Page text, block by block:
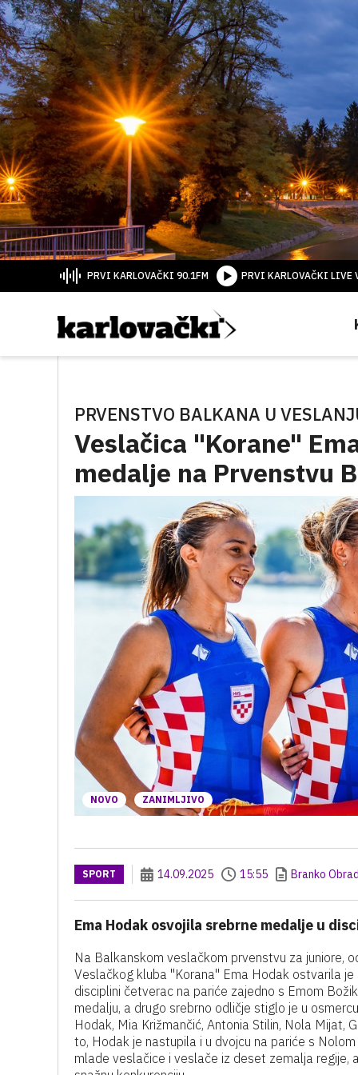
PRVI KARLOVAČKI 90.1FM PRVI KARLOVAČKI LIVE
PRVENSTVO BALKANA U
Veslačica "Korane"
medalje na Prvenstvu
NOVO ZANIMLJIVO
SPORT 14.09.2025 15:55 Branko
Ema Hodak osvojila srebrne medalje u
Na Balkanskom veslačkom prvenstvu za juniore,
Veslačkog kluba "Korana" Ema Hodak ostvarila
disciplini četverac na pariće zajedno s Emom
medalju, a drugo srebrno odličje stiglo je u
Hodak, Mia Križmančić, Antonia Stilin, Nola Mijat,
to, Hodak je nastupila i u dvojcu na pariće s
mlade veslačice i veslače iz deset zemalja regije,